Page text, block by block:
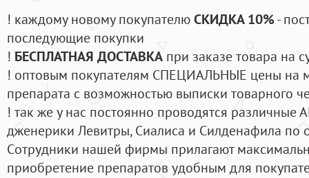
! каждому новому покупателюСКИДКА 10%-
последующие покупки
! БЕСПЛАТНАЯ ДОСТАВКА при заказе товара на
! оптовым покупателям СПЕЦИАЛЬНЫЕ цены на
препарата с возможностью выписки товарного
! так же у нас постоянно проводятся
дженерики Левитры, Сиалиса и Силденафила по
Cотрудники нашей фирмы прилагают
приобретение препаратов удобным для